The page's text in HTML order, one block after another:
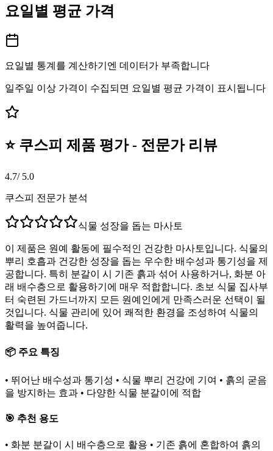
요일별 평균 가격
요일별 통계를 계산하기엔 데이터가 부족합니다
일주일 이상 가격이 수집되면 요일별 평균 가격이 표시됩니다
⭐ 쿠스피 제품 평가 - 전문가 리뷰
4.7/ 5.0
쿠스피 전문가 분석
식물 성장을 돕는 마사토
이 제품은 원예 활동에 필수적인 건강한 마사토입니다. 식물의
뿌리 호흡과 건강한 성장을 돕는 우수한 배수성과 통기성을 제
공합니다. 특히 분갈이 시 기존 흙과 섞어 사용하거나, 화분 아
래 배수층으로 활용하기에 매우 적합합니다. 초보 식물 집사부
터 숙련된 가드너까지 모든 원예인에게 만족스러운 선택이 될
것입니다. 식물 관리에 있어 쾌적한 환경을 조성하여 식물의
활력을 높여줍니다.
📦 주요 특징
• 뛰어난 배수성과 통기성 • 식물 뿌리 건강에 기여 • 흙의 굳음
을 방지하는 효과 • 다양한 식물 분갈이에 적합
🎯 추천 용도
• 화분 분갈이 시 배수층으로 활용 • 기존 흙에 혼합하여 흙의